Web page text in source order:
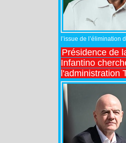
l’issue de l’élimination
Présidence de
Infantino
l'administration